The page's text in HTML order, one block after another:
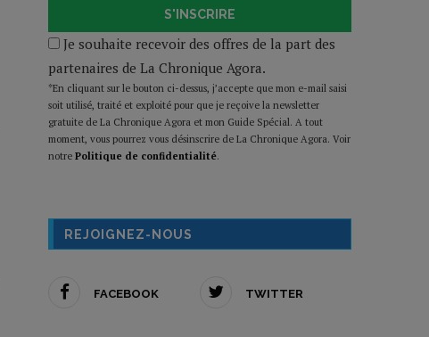
S'INSCRIRE
Je souhaite recevoir des offres de la part des
partenaires de La Chronique Agora.
*En cliquant sur le bouton ci-dessus, j’accepte que mon e-mail saisi
soit utilisé, traité et exploité pour que je reçoive la newsletter
gratuite de La Chronique Agora et mon Guide Spécial. A tout
moment, vous pourrez vous désinscrire de La Chronique Agora. Voir
notre Politique de confidentialité.
REJOIGNEZ-NOUS
FACEBOOK TWITTER